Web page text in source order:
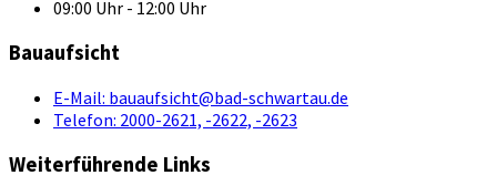
09:00 Uhr - 12:00 Uhr
Bauaufsicht
E-Mail: bauaufsicht@bad-schwartau.de
Telefon: 2000-2621, -2622, -2623
Weiterführende Links